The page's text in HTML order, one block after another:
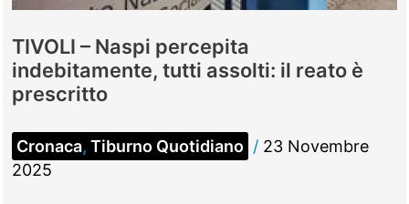
TIVOLI – Naspi percepita
indebitamente, tutti assolti: il reato è
prescritto
Cronaca, Tiburno Quotidiano / 23 Novembre
2025